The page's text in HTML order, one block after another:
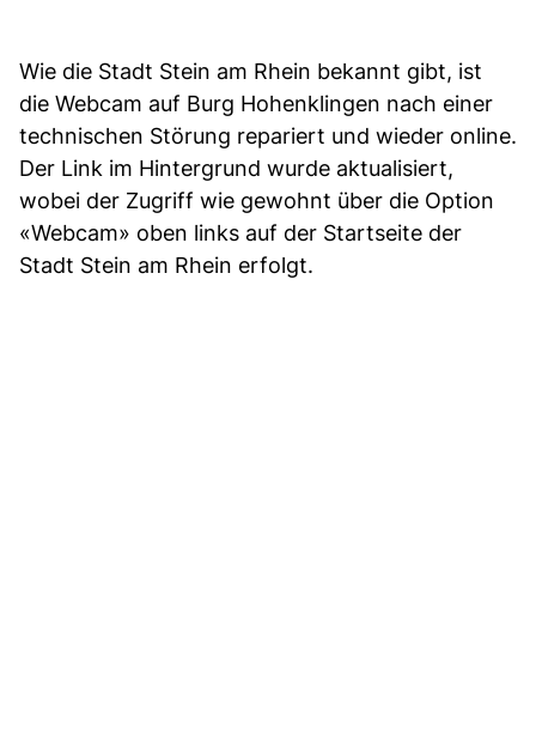
Wie die Stadt Stein am Rhein bekannt gibt, ist
die Webcam auf Burg Hohenklingen nach einer
technischen Störung repariert und wieder online.
Der Link im Hintergrund wurde aktualisiert,
wobei der Zugriff wie gewohnt über die Option
«Webcam» oben links auf der Startseite der
Stadt Stein am Rhein erfolgt.